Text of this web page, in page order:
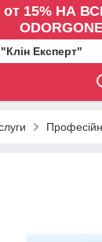
15% НА
Експерт"